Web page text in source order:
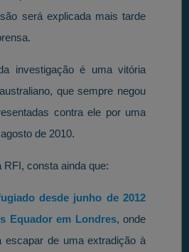
será explicada mais tarde
investigação é uma vitória
que sempre negou
contra ele por uma
de 2010.
RFI, consta ainda que:
desde junho de 2012
Equador em Londres, onde
escapar de uma extradição à